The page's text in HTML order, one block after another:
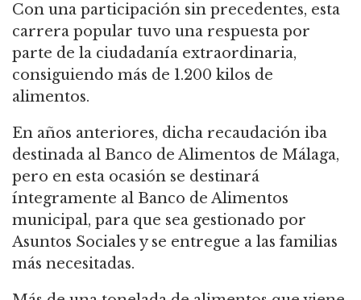
Con una participación sin precedentes, esta
carrera popular tuvo una respuesta por
parte de la ciudadanía extraordinaria,
consiguiendo más de 1.200 kilos de
alimentos.
En años anteriores, dicha recaudación iba
destinada al Banco de Alimentos de Málaga,
pero en esta ocasión se destinará
íntegramente al Banco de Alimentos
municipal, para que sea gestionado por
Asuntos Sociales y se entregue a las familias
más necesitadas.